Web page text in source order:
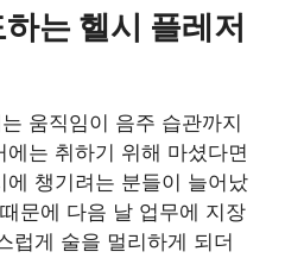
는 헬시 플레저
움직임이 음주 습관까지
는 취하기 위해 마셨다면
챙기려는 분들이 늘어났
문에 다음 날 업무에 지장
럽게 술을 멀리하게 되더